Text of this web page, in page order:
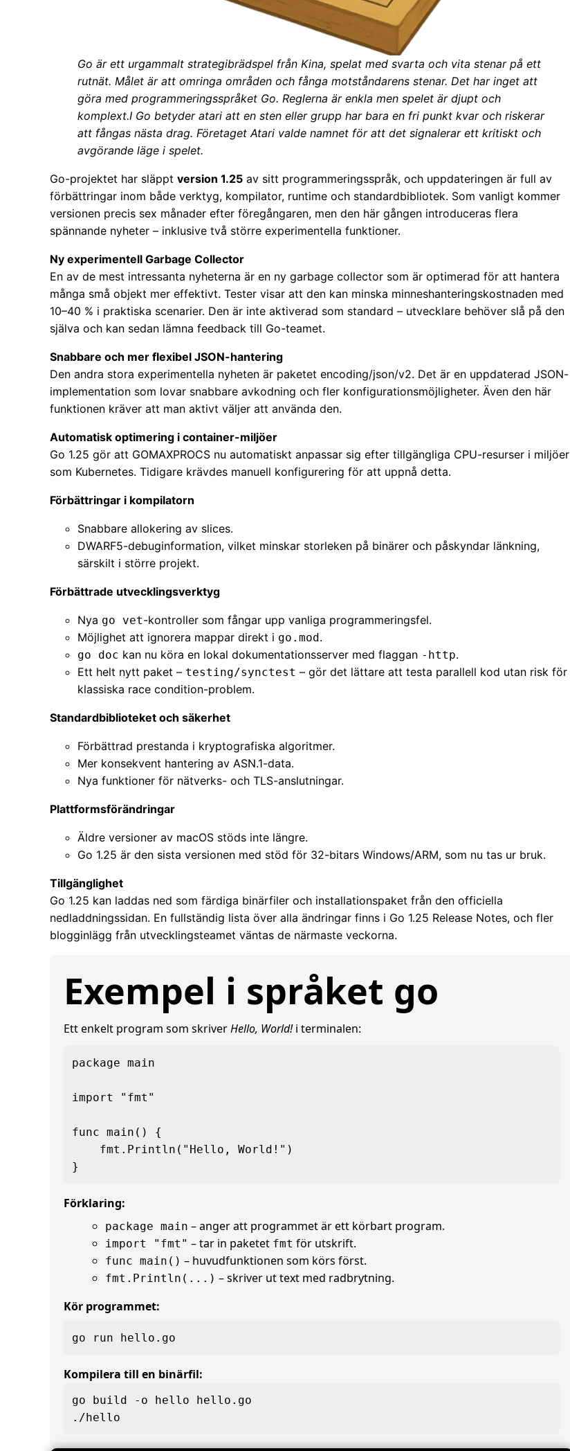
Go är ett urgammalt strategibrädspel från Kina, spelat med svarta och vita stenar på ett
rutnät. Målet är att omringa områden och fånga motståndarens stenar. Det har inget att
göra med programmeringsspråket Go. Reglerna är enkla men spelet är djupt och
komplext.I Go betyder atari att en sten eller grupp har bara en fri punkt kvar och riskerar
att fångas nästa drag. Företaget Atari valde namnet för att det signalerar ett kritiskt och
avgörande läge i spelet.
Go-projektet har släppt version 1.25 av sitt programmeringsspråk, och uppdateringen är full av
förbättringar inom både verktyg, kompilator, runtime och standardbibliotek. Som vanligt kommer
versionen precis sex månader efter föregångaren, men den här gången introduceras flera
spännande nyheter – inklusive två större experimentella funktioner.
Ny experimentell Garbage Collector
En av de mest intressanta nyheterna är en ny garbage collector som är optimerad för att hantera
många små objekt mer effektivt. Tester visar att den kan minska minneshanteringskostnaden med
10–40 % i praktiska scenarier. Den är inte aktiverad som standard – utvecklare behöver slå på den
själva och kan sedan lämna feedback till Go-teamet.
Snabbare och mer flexibel JSON-hantering
Den andra stora experimentella nyheten är paketet encoding/json/v2. Det är en uppdaterad JSON-
implementation som lovar snabbare avkodning och fler konfigurationsmöjligheter. Även den här
funktionen kräver att man aktivt väljer att använda den.
Automatisk optimering i container-miljöer
Go 1.25 gör att GOMAXPROCS nu automatiskt anpassar sig efter tillgängliga CPU-resurser i miljöer
som Kubernetes. Tidigare krävdes manuell konfigurering för att uppnå detta.
Förbättringar i kompilatorn
Snabbare allokering av slices.
DWARF5-debuginformation, vilket minskar storleken på binärer och påskyndar länkning,
särskilt i större projekt.
Förbättrade utvecklingsverktyg
Nya go vet-kontroller som fångar upp vanliga programmeringsfel.
Möjlighet att ignorera mappar direkt i go.mod .
go doc kan nu köra en lokal dokumentationsserver med flaggan -http.
Ett helt nytt paket – testing/synctest – gör det lättare att testa parallell kod utan risk för
klassiska race condition-problem.
Standardbiblioteket och säkerhet
Förbättrad prestanda i kryptografiska algoritmer.
Mer konsekvent hantering av ASN.1-data.
Nya funktioner för nätverks- och TLS-anslutningar.
Plattformsförändringar
Äldre versioner av macOS stöds inte längre.
Go 1.25 är den sista versionen med stöd för 32-bitars Windows/ARM, som nu tas ur bruk.
Tillgänglighet
Go 1.25 kan laddas ned som färdiga binärfiler och installationspaket från den officiella
nedladdningssidan. En fullständig lista över alla ändringar finns i Go 1.25 Release Notes, och fler
blogginlägg från utvecklingsteamet väntas de närmaste veckorna.
Exempel i språket go
Ett enkelt program som skriverHello, World!i terminalen:
package main
import "fmt"
func main() {
    fmt.Println("Hello, World!")
Förklaring:
package main – anger att programmet är ett körbart program.
import "fmt" – tar in paketet fmt för utskrift.
func main() – huvudfunktionen som körs först.
fmt.Println(...) – skriver ut text med radbrytning.
Kör programmet:
go run hello.go
Kompilera till en binärfil:
go build -o hello hello.go
./hello